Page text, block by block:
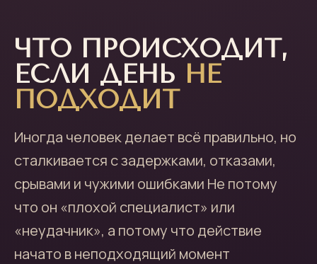
ЧТО ПРОИСХОДИТ,
ЕСЛИ ДЕНЬ НЕ
ПОДХОДИТ
Иногда человек делает всё правильно, но
сталкивается с задержками, отказами,
срывами и чужими ошибками Не потому
что он «плохой специалист» или
«неудачник», а потому что действие
начато в неподходящий момент